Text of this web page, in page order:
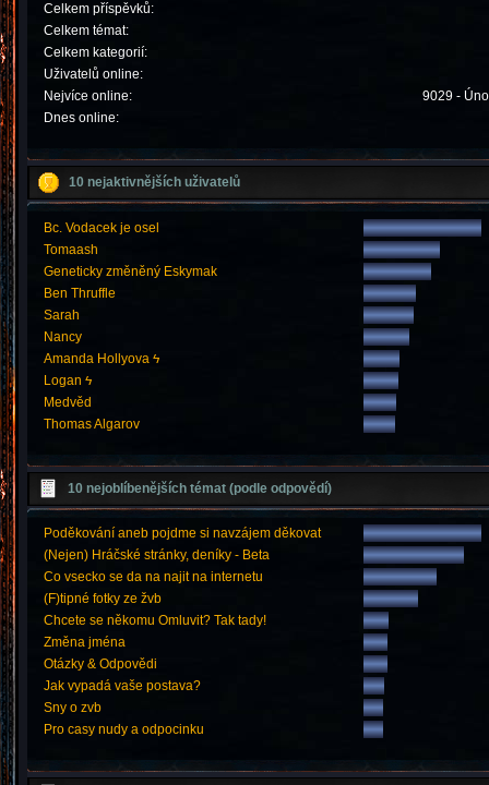
Celkem příspěvků:
Celkem témat:
Celkem kategorií:
Uživatelů online:
Nejvíce online:
9029 -
Dnes online:
10 nejaktivnějších uživatelů
Bc. Vodacek je osel
Tomaash
Geneticky změněný Eskymak
Ben Thruffle
Sarah
Nancy
Amanda Hollyova ϟ
Logan ϟ
Medvěd
Thomas Algarov
10 nejoblíbenějších témat (podle odpovědí)
Poděkování aneb pojdme si navzájem děkovat
(Nejen) Hráčské stránky, deníky - Beta
Co vsecko se da na najit na internetu
(F)tipné fotky ze žvb
Chcete se někomu Omluvit? Tak tady!
Změna jména
Otázky & Odpovědi
Jak vypadá vaše postava?
Sny o zvb
Pro casy nudy a odpocinku